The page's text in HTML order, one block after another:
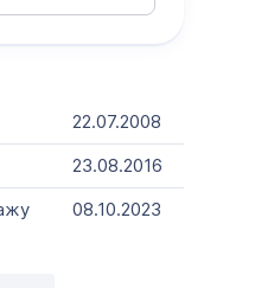
22.07.2008
23.08.2016
08.10.2023